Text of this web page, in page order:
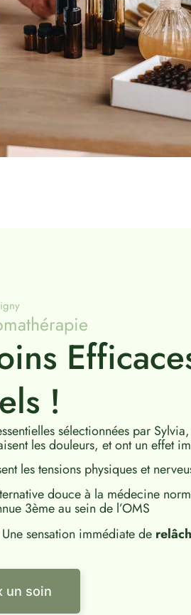
!
sélectionnées par
les douleurs, et ont un effet
les tensions physiques et
douce à la médecine
3ème au sein de l’OMS
sensation immédiate de
soin